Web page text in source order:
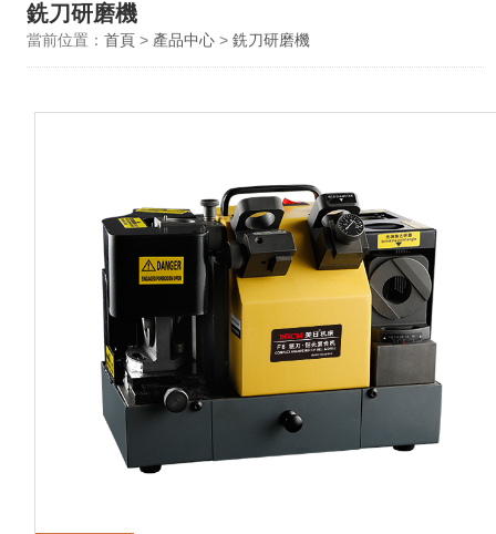
銑刀研磨機
當前位置： 首頁> 產品中心> 銑刀研磨機